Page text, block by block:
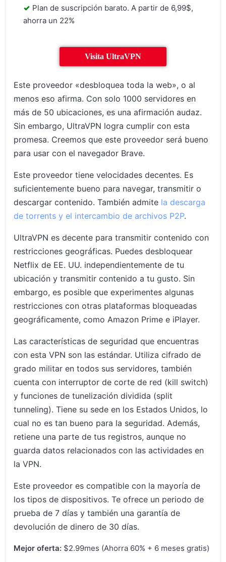
Plan de suscripción barato. A partir de 6,99$,
ahorra un 22%
Visita UltraVPN
Este proveedor «desbloquea toda la web», o al
menos eso afirma. Con solo 1000 servidores en
más de 50 ubicaciones, es una afirmación audaz.
Sin embargo, UltraVPN logra cumplir con esta
promesa. Creemos que este proveedor será bueno
para usar con el navegador Brave.
Este proveedor tiene velocidades decentes. Es
suficientemente bueno para navegar, transmitir o
descargar contenido. También admite la descarga
de torrents y el intercambio de archivos P2P.
UltraVPN es decente para transmitir contenido con
restricciones geográficas. Puedes desbloquear
Netflix de EE. UU. independientemente de tu
ubicación y transmitir contenido a tu gusto. Sin
embargo, es posible que experimentes algunas
restricciones con otras plataformas bloqueadas
geográficamente, como Amazon Prime e iPlayer.
Las características de seguridad que encuentras
con esta VPN son las estándar. Utiliza cifrado de
grado militar en todos sus servidores, también
cuenta con interruptor de corte de red (kill switch)
y funciones de tunelización dividida (split
tunneling). Tiene su sede en los Estados Unidos, lo
cual no es tan bueno para la seguridad. Además,
retiene una parte de tus registros, aunque no
guarda datos relacionados con las actividades en
la VPN.
Este proveedor es compatible con la mayoría de
los tipos de dispositivos. Te ofrece un periodo de
prueba de 7 días y también una garantía de
devolución de dinero de 30 días.
Mejor oferta: $2.99mes (Ahorra 60% + 6 meses gratis)